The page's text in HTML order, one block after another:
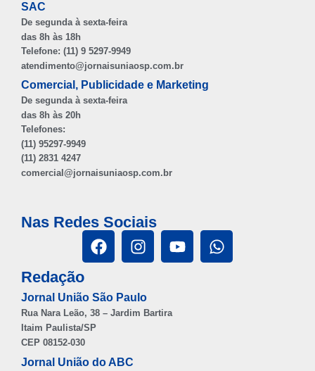
SAC
De segunda à sexta-feira
das 8h às 18h
Telefone: (11) 9 5297-9949
atendimento@jornaisuniaosp.com.br
Comercial, Publicidade e Marketing
De segunda à sexta-feira
das 8h às 20h
Telefones:
(11) 95297-9949
(11) 2831 4247
comercial@jornaisuniaosp.com.br
Nas Redes Sociais
Redação
Jornal União São Paulo
Rua Nara Leão, 38 – Jardim Bartira
Itaim Paulista/SP
CEP 08152-030
Jornal União do ABC